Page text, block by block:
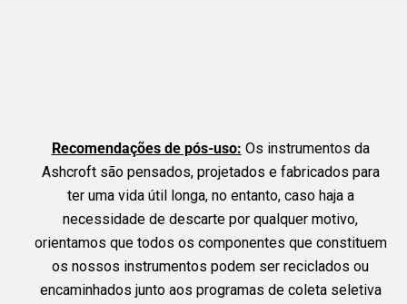
Recomendações de pós-uso: Os instrumentos da
Ashcroft são pensados, projetados e fabricados para
ter uma vida útil longa, no entanto, caso haja a
necessidade de descarte por qualquer motivo,
orientamos que todos os componentes que constituem
os nossos instrumentos podem ser reciclados ou
encaminhados junto aos programas de coleta seletiva